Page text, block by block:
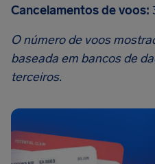
Cancelamentos de voos:
O número de voos
baseada em bancos de
terceiros.